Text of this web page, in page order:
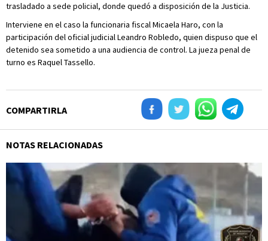
trasladado a sede policial, donde quedó a disposición de la Justicia.
Interviene en el caso la funcionaria fiscal Micaela Haro, con la
participación del oficial judicial Leandro Robledo, quien dispuso que el
detenido sea sometido a una audiencia de control. La jueza penal de
turno es Raquel Tassello.
COMPARTIRLA
NOTAS RELACIONADAS